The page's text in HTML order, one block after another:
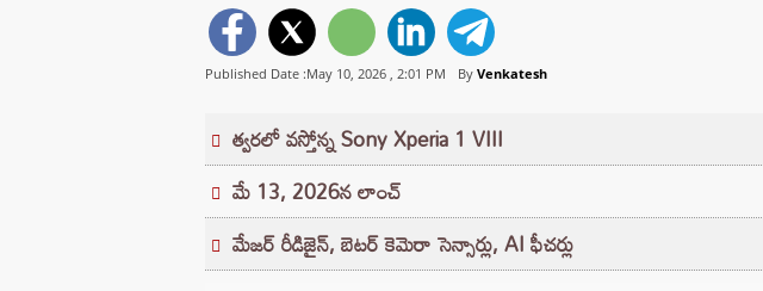
Published Date :May 10, 2026 , 2:01 PM By Venkatesh
త్వరలో వస్తోన్న Sony Xperia 1 VIII
మే 13, 2026న లాంచ్
మేజర్ రీడిజైన్, బెటర్ కెమెరా సెన్సార్లు, AI ఫీచర్లు